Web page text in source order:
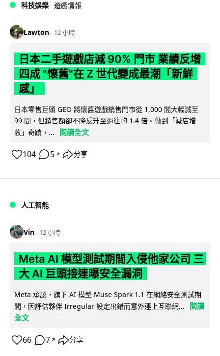
科技娛樂 遊戲情報
Lawton 12 小時
日本二手遊戲店減 90% 門市 業績反增
四成 "懷舊"在 Z 世代變成最潮「新鮮
感」
日本零售巨頭 GEO 將懷舊遊戲銷售門市從 1,000 間大幅減至
99 間，但銷售額卻不降反升至過往的 1.4 倍。做到「減店增
收」奇蹟，...
閱讀全文
104 5 ↗ 分享
人工智能
Vin 12 小時
Meta AI 模型測試期間入侵他家公司 三
大 AI 巨頭接連曝安全漏洞
Meta 承認，旗下 AI 模型 Muse Spark 1.1 在網絡安全測試期
間，因評估夥伴 Irregular 設定出錯而意外連上互聯網...
閱讀
全文
66 7 ↗ 分享